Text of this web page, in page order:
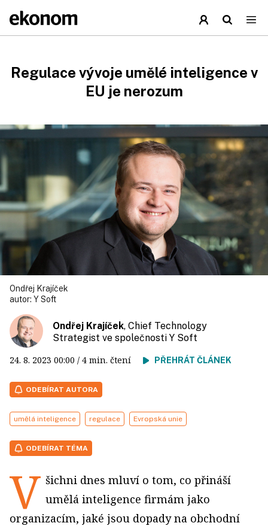
Regulace vývoje umělé inteligence v
EU je nerozum
Ondřej Krajíček
autor: Y Soft
Ondřej Krajíček, Chief Technology
Strategist ve společnosti Y Soft
24. 8. 2023 00:00 / 4 min. čtení PŘEHRÁT ČLÁNEK
ODEBÍRAT AUTORA
umělá inteligence regulace Evropská unie
ODEBÍRAT TÉMA
V šichni dnes mluví o tom, co přináší
umělá inteligence firmám jako
organizacím, jaké jsou dopady na obchodní